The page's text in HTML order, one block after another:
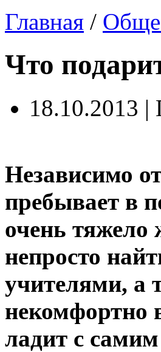
Главная /
Что
18.10.2013 |
Независимо
пребывает в
очень тяжело
непросто
учителями, а
некомфортно
ладит с самим